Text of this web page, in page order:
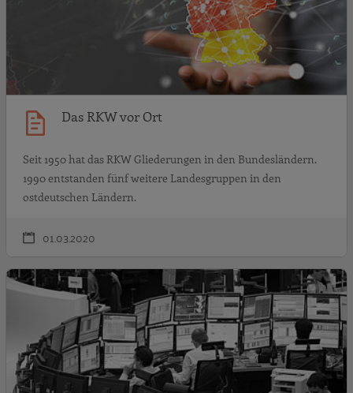
Das RKW vor Ort
Seit 1950 hat das RKW Gliederungen in den Bundesländern.
1990 entstanden fünf weitere Landesgruppen in den
ostdeutschen Ländern.
01.03.2020